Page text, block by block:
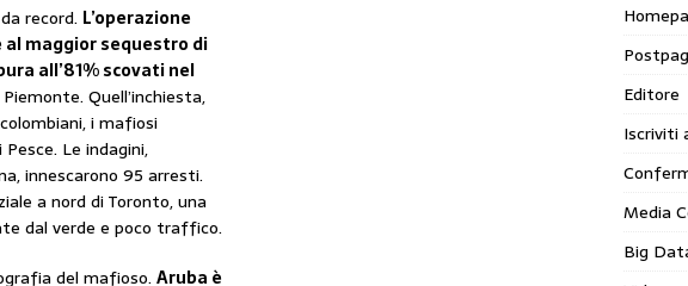
record. L’operazione
al maggior sequestro di
all’81% scovati nel
Quell’inchiesta,
i mafiosi
Le indagini,
innescarono 95 arresti.
a nord di Toronto, una
dal verde e poco traffico.
del mafioso. Aruba è
Editore
Iscriviti
Media
Big